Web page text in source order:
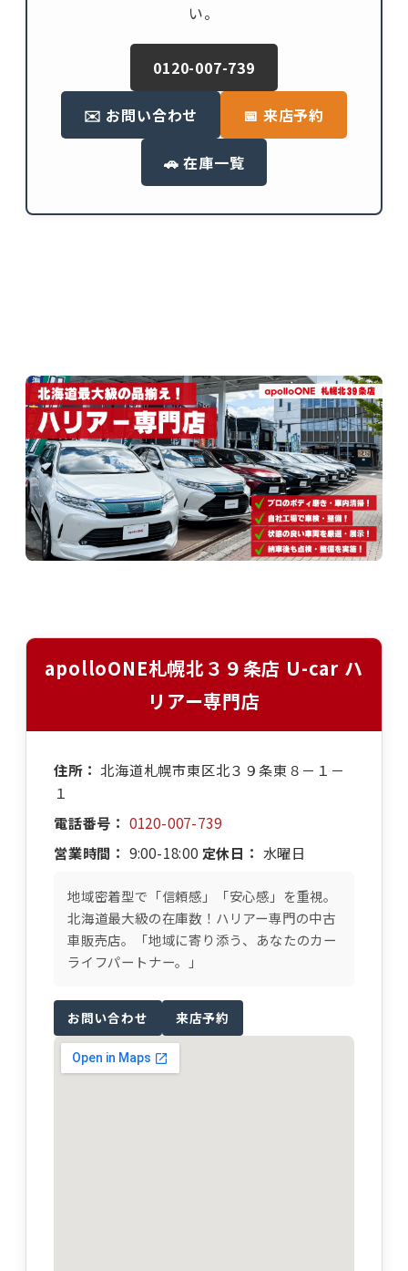
い。
0120-007-739
✉️ お問い合わせ 📅 来店予約
🚗 在庫一覧
apolloONE札幌北３９条店 U-car ハ
リアー専門店
住所：北海道札幌市東区北３９条東８－１－
１
電話番号： 0120-007-739
営業時間： 9:00-18:00 定休日： 水曜日
地域密着型で「信頼感」「安心感」を重視。
北海道最大級の在庫数！ハリアー専門の中古
車販売店。「地域に寄り添う、あなたのカー
ライフパートナー。」
お問い合わせ 来店予約